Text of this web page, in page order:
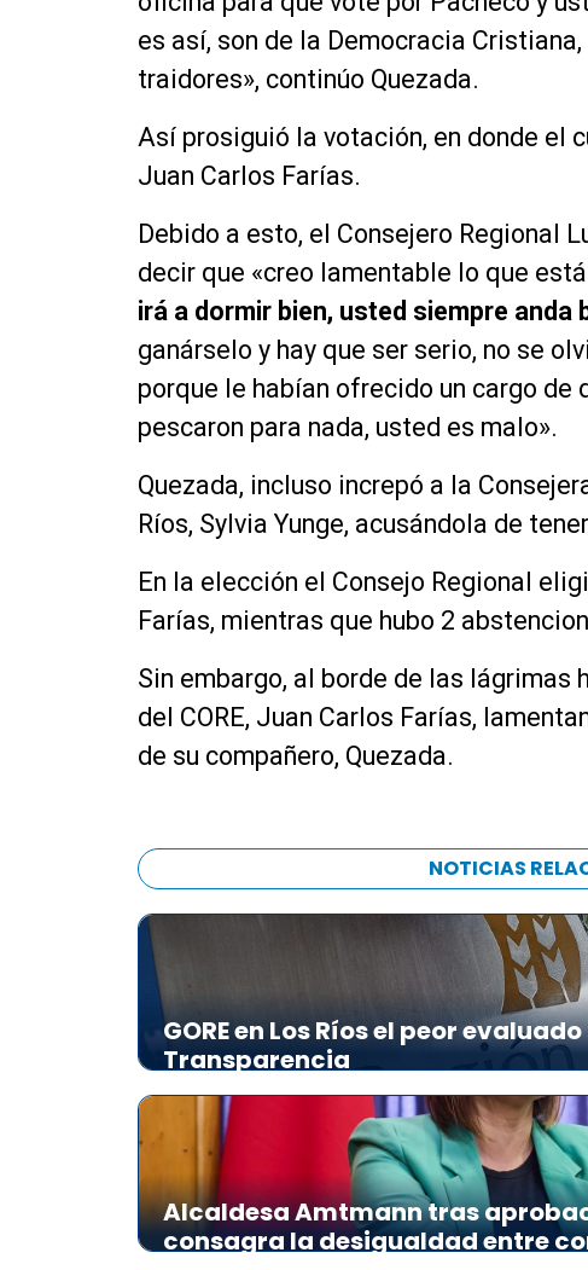
es así, son de la Democracia
traidores», continúo Quezada.
Así prosiguió la votación, en donde el
Juan Carlos Farías.
Debido a esto, el Consejero Regional
decir que «creo lamentable lo que
irá a dormir bien, usted siempre anda
ganárselo y hay que ser serio, no se
porque le habían ofrecido un cargo de
pescaron para nada, usted es malo».
Quezada, incluso increpó a la
Ríos, Sylvia Yunge, acusándola de
En la elección el Consejo Regional
Farías, mientras que hubo 2
Sin embargo, al borde de las lágrimas
del CORE, Juan Carlos Farías,
de su compañero, Quezada.
NOTICIAS
GORE en Los Ríos el peor
Transparencia
Alcaldesa Amtmann tras
consagra la desigualdad entre